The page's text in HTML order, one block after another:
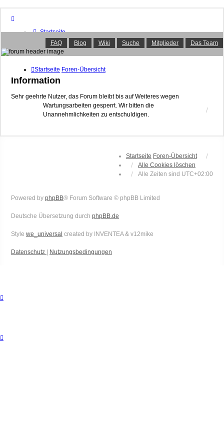
Startseite
Foren-Übersicht
FAQ
Suche
Aktive Themen
Das Team
Anmelden
FAQ Blog Wiki Suche Mitglieder Das Team
Startseite Foren-Übersicht
Information
Sehr geehrte Nutzer, das Forum bleibt bis auf Weiteres wegen
Wartungsarbeiten gesperrt. Wir bitten die
Unannehmlichkeiten zu entschuldigen.
Startseite Foren-Übersicht
Alle Cookies löschen
Alle Zeiten sind UTC+02:00
Powered by phpBB® Forum Software © phpBB Limited
Deutsche Übersetzung durch phpBB.de
Style we_universal created by INVENTEA & v12mike
Datenschutz Nutzungsbedingungen